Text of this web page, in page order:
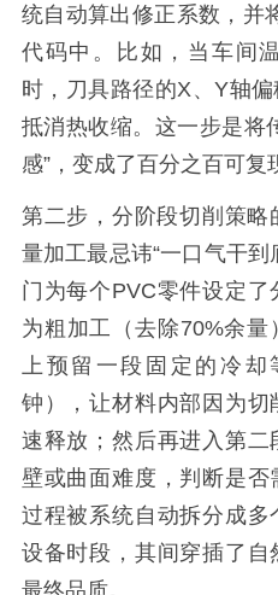
统自动算出修正系数，并
代码中。比如，当车间
时，刀具路径的X、Y轴
抵消热收缩。这一步是将
感”，变成了百分之百可复
第二步，分阶段切削策
量加工最忌讳“一口气干
门为每个PVC零件设定
为粗加工（去除70%余
上预留一段固定的冷却
钟），让材料内部因为
速释放；然后再进入第
壁或曲面难度，判断是
过程被系统自动拆分成
设备时段，其间穿插了